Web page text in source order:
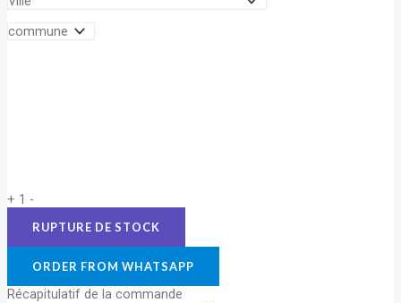
+ 1 -
ORDER FROM WHATSAPP
Récapitulatif de la commande